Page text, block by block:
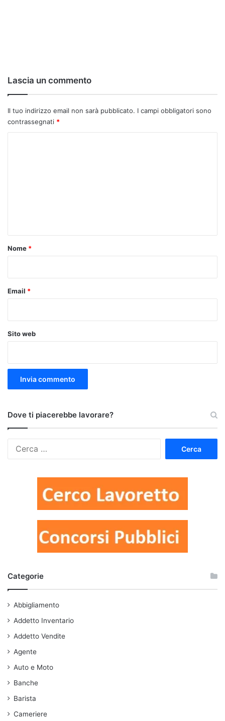
Lascia un commento
Il tuo indirizzo email non sarà pubblicato. I campi obbligatori sono
contrassegnati *
o
Nome *
Email *
Sito web
Dove ti piacerebbe lavorare?
Categorie
Abbigliamento
Addetto Inventario
Addetto Vendite
Agente
Auto e Moto
Banche
Barista
Cameriere